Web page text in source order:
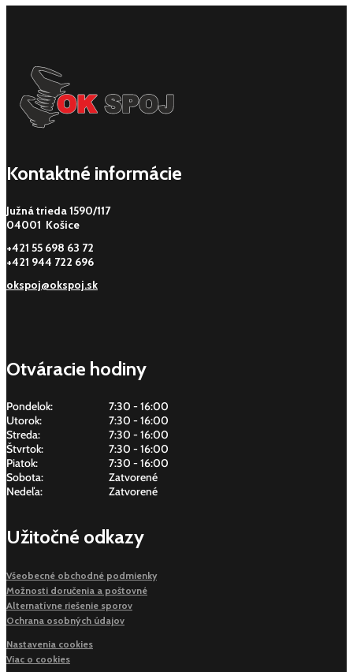
Kontaktné informácie
Južná trieda 1590/117
04001 Košice
+421 55 698 63 72
+421 944 722 696
okspoj@okspoj.sk
Otváracie hodiny
Pondelok:
7:30 - 16:00
Utorok:
7:30 - 16:00
Streda:
7:30 - 16:00
Štvrtok:
7:30 - 16:00
Piatok:
7:30 - 16:00
Sobota:
Zatvorené
Nedeľa:
Zatvorené
Užitočné odkazy
Všeobecné obchodné podmienky
Možnosti doručenia a poštovné
Alternatívne riešenie sporov
Ochrana osobných údajov
Nastavenia cookies
Viac o cookies